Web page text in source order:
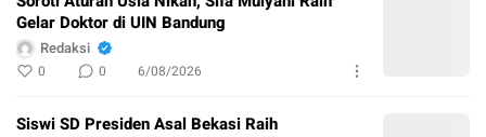
Gelar Doktor di UIN Bandung
Redaksi
0 0 6/08/2026
Siswi SD Presiden Asal Bekasi Raih